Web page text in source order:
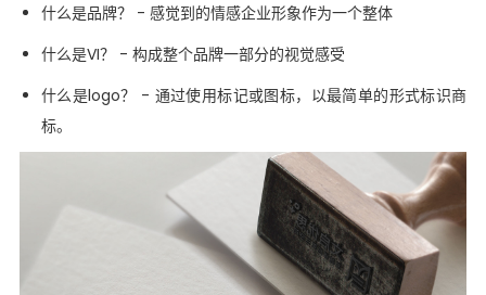
什么是品牌？ - 感觉到的情感企业形象作为一个整体
什么是VI？ - 构成整个品牌一部分的视觉感受
什么是logo？ - 通过使用标记或图标，以最简单的形式标识商
标。